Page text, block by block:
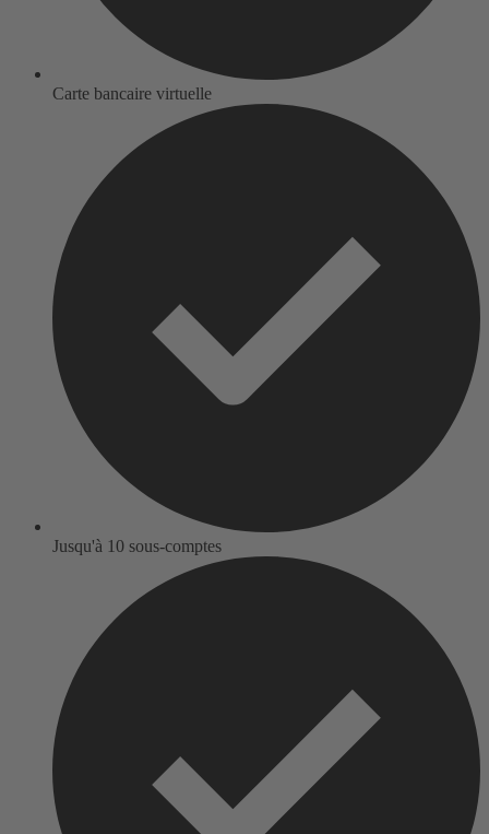
Carte bancaire virtuelle
Jusqu'à 10 sous-comptes